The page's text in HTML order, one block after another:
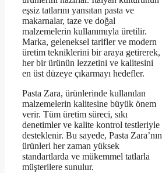
eşsiz tatlarını yansıtan pasta ve
makarnalar, taze ve doğal
malzemelerin kullanımıyla üretilir.
Marka, geleneksel tarifler ve modern
üretim tekniklerini bir araya getirerek,
her bir ürünün lezzetini ve kalitesini
en üst düzeye çıkarmayı hedefler.
Pasta Zara, ürünlerinde kullanılan
malzemelerin kalitesine büyük önem
verir. Tüm üretim süreci, sıkı
denetimler ve kalite kontrol testleriyle
desteklenir. Bu sayede, Pasta Zara’nın
ürünleri her zaman yüksek
standartlarda ve mükemmel tatlarla
müşterilere sunulur.